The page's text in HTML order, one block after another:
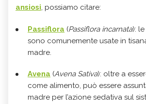
ansiosi, possiamo citare:
Passiflora (Passiflora incarnata):
sono comunemente usate in
madre.
Avena (Avena Sativa): oltre a
come alimento, può essere
madre per l’azione sedativa sul